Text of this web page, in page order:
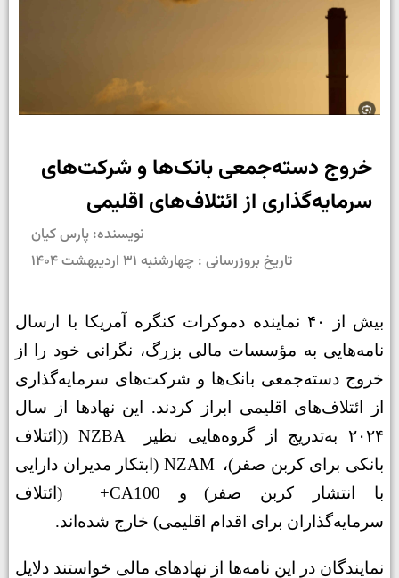
خروج دسته‌جمعی بانک‌ها و شرکت‌های
سرمایه‌گذاری از ائتلاف‌های اقلیمی
نویسنده: پارس کیان
تاریخ بروزرسانی : چهارشنبه ۳۱ اردیبهشت ۱۴۰۴
بیش از ۴۰ نماینده دموکرات کنگره آمریکا با ارسال
نامه‌هایی به مؤسسات مالی بزرگ، نگرانی خود را از
خروج دسته‌جمعی بانک‌ها و شرکت‌های سرمایه‌گذاری
از ائتلاف‌های اقلیمی ابراز کردند. این نهادها از سال
۲۰۲۴ به‌تدریج از گروه‌هایی نظیر
NZBA (
(ائتلاف
بانکی برای کربن صفر)، NZAM (ابتکار مدیران دارایی
با انتشار کربن صفر)
و CA100+
(ائتلاف
سرمایه‌گذاران برای اقدام اقلیمی) خارج شده‌اند.
نمایندگان در این نامه‌ها از نهادهای مالی خواستند دلایل